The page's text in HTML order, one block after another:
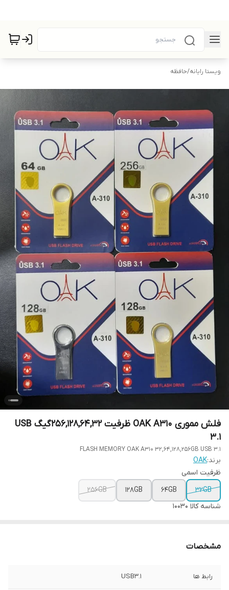
ویستا رایانه/حافظه
فلش مموری OAK A310 ظرفیت 256,128,64,32گیگ USB
3.1
FLASH MEMORY OAK A310 32,64,128,256GB USB 3.1
برند:OAK
ظرفیت اسمی
32GB
64GB
128GB
256GB
شناسه کالا 10030
مشخصات
رابط ها USB3.1